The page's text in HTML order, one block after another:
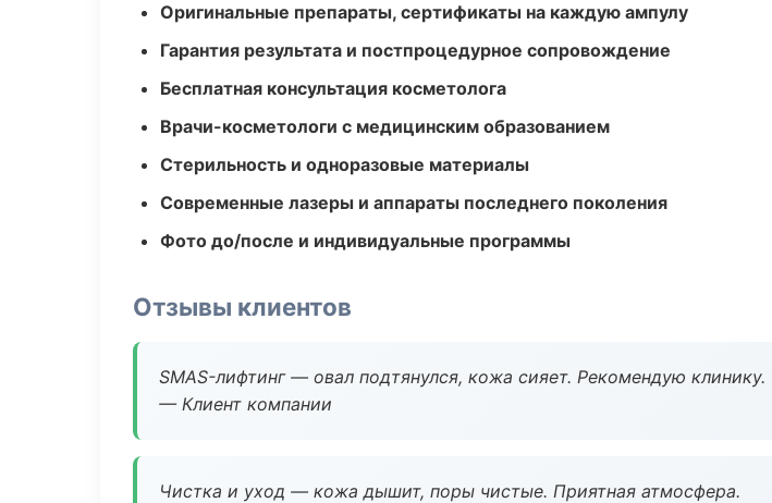
Оригинальные препараты, сертификаты на каждую ампулу
Гарантия результата и постпроцедурное сопровождение
Бесплатная консультация косметолога
Врачи-косметологи с медицинским образованием
Стерильность и одноразовые материалы
Современные лазеры и аппараты последнего поколения
Фото до/после и индивидуальные программы
Отзывы клиентов
SMAS-лифтинг — овал подтянулся, кожа сияет. Рекомендую клинику.
— Клиент компании
Чистка и уход — кожа дышит, поры чистые. Приятная атмосфера.